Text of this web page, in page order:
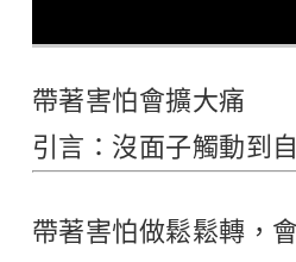
帶著害怕會擴大痛
引言：沒面子觸動到
帶著害怕做鬆鬆轉，